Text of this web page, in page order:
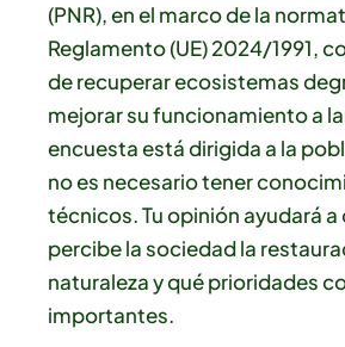
(PNR), en el marco de la
Reglamento (UE) 2024/1991,
de recuperar ecosistemas
mejorar su funcionamiento a
encuesta está dirigida a la
no es necesario tener
técnicos. Tu opinión ayudará
percibe la sociedad la
naturaleza y qué prioridades
importantes.